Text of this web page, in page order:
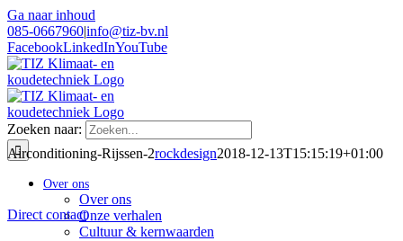
Ga naar inhoud
085-0667960|info@tiz-bv.nl
FacebookLinkedInYouTube
Zoeken naar:
Over ons
Over ons
Onze verhalen
Cultuur & kernwaarden
Airconditioning-Rijssen-2rockdesign2018-12-13T15:15:19+01:00
Direct contact